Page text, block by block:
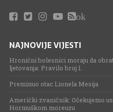
ok
NAJNOVIJE VIJESTI
Hronični bolesnici moraju da
ljetovanja: Pravilo broj 1.
Preminuo otac Lionela Mesija
Američki zvaničnik: Očekujemo
Hormuškom moreuzu